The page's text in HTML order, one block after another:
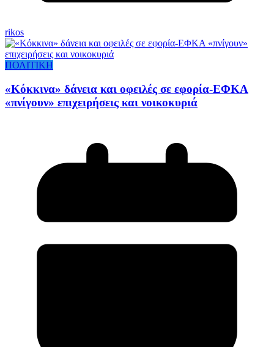
rikos
ΠΟΛΙΤΙΚΗ
«Κόκκινα» δάνεια και οφειλές σε εφορία-ΕΦΚΑ
«πνίγουν» επιχειρήσεις και νοικοκυριά